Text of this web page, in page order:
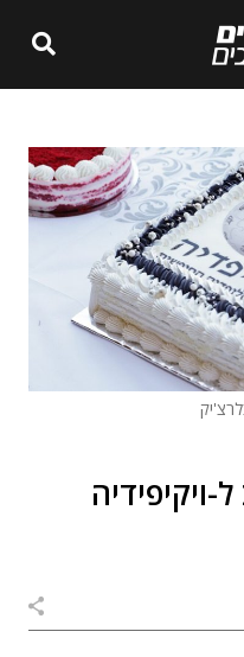
ויקיפידיה